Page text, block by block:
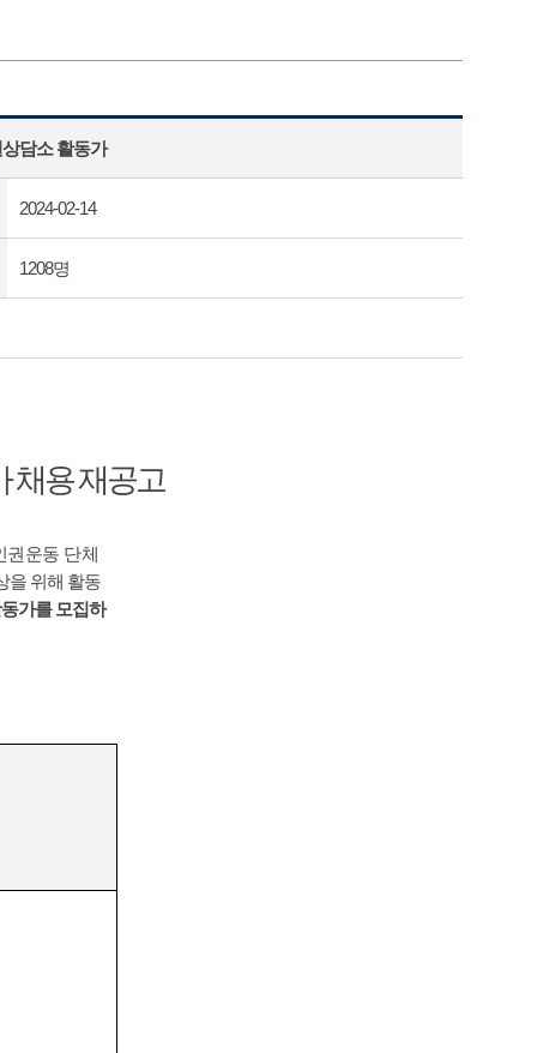
담소 활동가
2024-02-14
1208명
채용 재공고
운동 단체
을 위해 활동
가를 모집하